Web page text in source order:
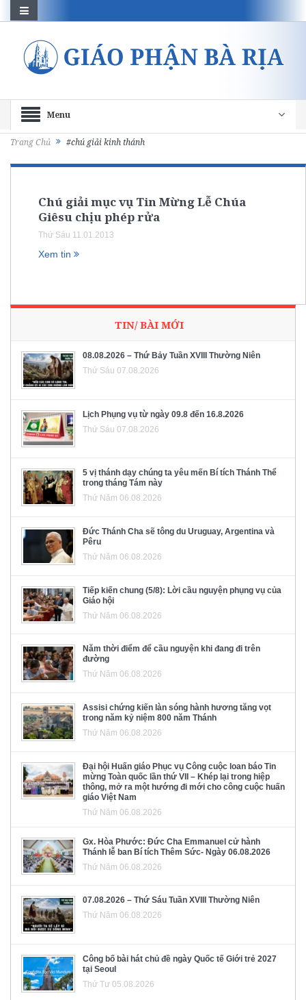
Menu
Trang Chủ #chú giải kinh thánh
Chú giải mục vụ Tin Mừng Lễ Chúa
Giêsu chịu phép rửa
Thứ Sáu 11.01.2013
Xem tin
TIN/ BÀI MỚI
08.08.2026 – Thứ Bảy Tuần XVIII Thường Niên
Thứ Sáu 07.08.2026
Lịch Phụng vụ từ ngày 09.8 đến 16.8.2026
Thứ Sáu 07.08.2026
5 vị thánh dạy chúng ta yêu mến Bí tích Thánh Thể
trong tháng Tám này
Thứ Năm 06.08.2026
Đức Thánh Cha sẽ tông du Uruguay, Argentina và
Pêru
Thứ Năm 06.08.2026
Tiếp kiến chung (5/8): Lời cầu nguyện phụng vụ của
Giáo hội
Thứ Năm 06.08.2026
Năm thời điểm để cầu nguyện khi đang đi trên
đường
Thứ Năm 06.08.2026
Assisi chứng kiến làn sóng hành hương tăng vọt
trong năm kỷ niệm 800 năm Thánh
Thứ Năm 06.08.2026
Đại hội Huấn giáo Phục vụ Công cuộc loan báo Tin
mừng Toàn quốc lần thứ VII – Khép lại trong hiệp
thông, mở ra một hướng đi mới cho công cuộc huấn
giáo Việt Nam
Thứ Năm 06.08.2026
Gx. Hòa Phước: Đức Cha Emmanuel cử hành
Thánh lễ ban Bí tích Thêm Sức- Ngày 06.08.2026
Thứ Năm 06.08.2026
07.08.2026 – Thứ Sáu Tuần XVIII Thường Niên
Thứ Năm 06.08.2026
Công bố bài hát chủ đề ngày Quốc tế Giới trẻ 2027
tại Seoul
Thứ Tư 05.08.2026